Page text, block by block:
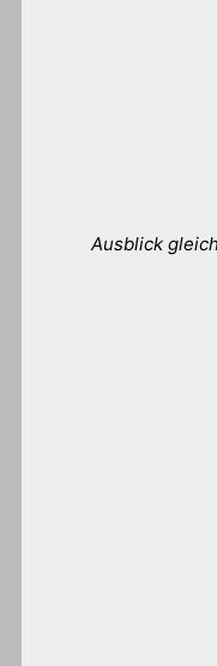
Ausblick